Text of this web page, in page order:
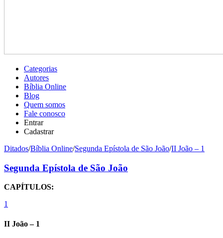
Categorias
Autores
Bíblia Online
Blog
Quem somos
Fale conosco
Entrar
Cadastrar
Ditados/Bíblia Online/Segunda Epístola de São João/II João – 1
Segunda Epístola de São João
CAPÍTULOS:
1
II João – 1